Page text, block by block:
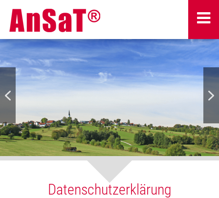
Datenschutzerklärung